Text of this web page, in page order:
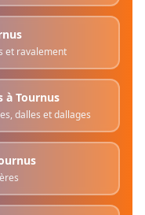
et ravalement
à Tournus
dalles et dallages